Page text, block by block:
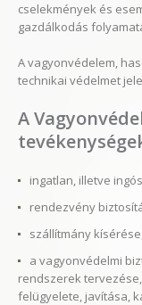
cselekmények és
gazdálkodás
A vagyonvédelem,
technikai védelmet
A
ingatlan, illetve
rendezvény
szállítmány
a vagyonvédelmi
rendszerek
felügyelete, javítása,